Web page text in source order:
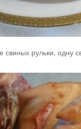
свиных рульки, одну